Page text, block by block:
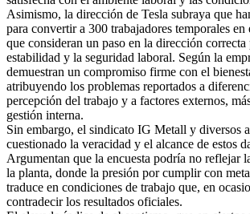
Asimismo, la dirección de Tesla subraya que
para convertir a 300 trabajadores temporales
que consideran un paso en la dirección correcta
estabilidad y la seguridad laboral. Según la
demuestran un compromiso firme con el
atribuyendo los problemas reportados a
percepción del trabajo y a factores externos,
gestión interna.
Sin embargo, el sindicato IG Metall y diversos
cuestionado la veracidad y el alcance de estos
Argumentan que la encuesta podría no reflejar
la planta, donde la presión por cumplir con
traduce en condiciones de trabajo que, en
contradecir los resultados oficiales.